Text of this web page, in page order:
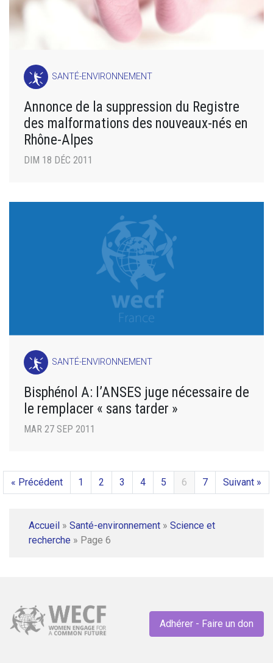
SANTÉ-ENVIRONNEMENT
Annonce de la suppression du Registre
des malformations des nouveaux-nés en
Rhône-Alpes
DIM 18 DÉC 2011
SANTÉ-ENVIRONNEMENT
Bisphénol A: l’ANSES juge nécessaire de
le remplacer « sans tarder »
MAR 27 SEP 2011
« Précédent 1 2 3 4 5 6 7 Suivant »
Accueil » Santé-environnement » Science et
recherche » Page 6
Adhérer - Faire un don